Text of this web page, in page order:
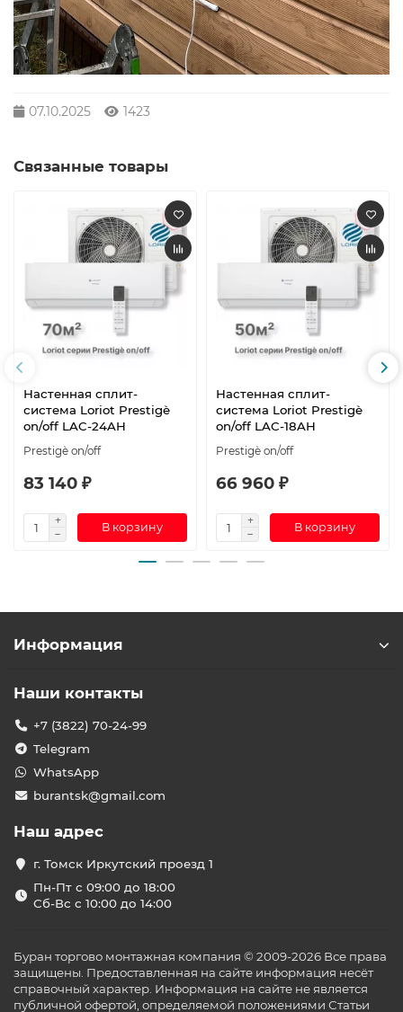
07.10.2025 1423
Связанные товары
Настенная сплит-
система Loriot Prestigè
on/off LAC-24AH
Prestigè on/off
83 140 ₽
В корзину
Настенная сплит-
система Loriot Prestigè
on/off LAC-18AH
Prestigè on/off
66 960 ₽
В корзину
Информация
Наши контакты
+7 (3822) 70-24-99
Telegram
WhatsApp
burantsk@gmail.com
Наш адрес
г. Томск Иркутский проезд 1
Пн-Пт с 09:00 до 18:00
Сб-Вс с 10:00 до 14:00
Буран торгово монтажная компания © 2009-2026 Все права
защищены. Предоставленная на сайте информация несёт
справочный характер. Информация на сайте не является
публичной офертой, определяемой положениями Статьи